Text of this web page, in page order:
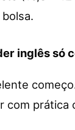
inglês só
com prática